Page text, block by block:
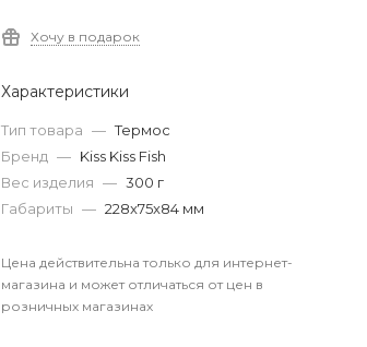
Хочу в подарок
Характеристики
Тип товара — Термос
Бренд — Kiss Kiss Fish
Вес изделия — 300 г
Габариты — 228x75x84 мм
Цена действительна только для интернет-
магазина и может отличаться от цен в
розничных магазинах